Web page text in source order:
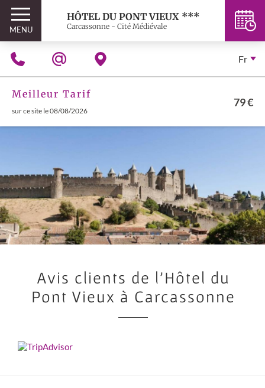
MENU
HÔTEL DU PONT VIEUX ***
Carcassonne - Cité Médiévale
Fr
Meilleur Tarif
sur ce site le 08/08/2026
79 €
Avis clients de l'Hôtel du
Pont Vieux à Carcassonne